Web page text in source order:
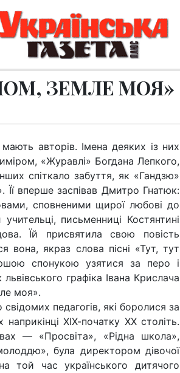
ЗЕМЛЕ МОЯ»
авторів. Імена деяких із них
«Журавлі» Богдана Лепкого,
спіткало забуття, як «Гандзю»
вперше заспівав Дмитро Гнатюк:
сповненими щирої любові до
письменниці Костянтині
Їй присвятила свою повість
вона, якраз слова пісні «Тут, тут
спонукою узятися за перо і
графіка Івана Крислача
моя».
педагогів, які боролися за
ХІХ-початку ХХ століть.
— «Просвіта», «Рідна школа»,
була директором дівочої
той час українського дитячого